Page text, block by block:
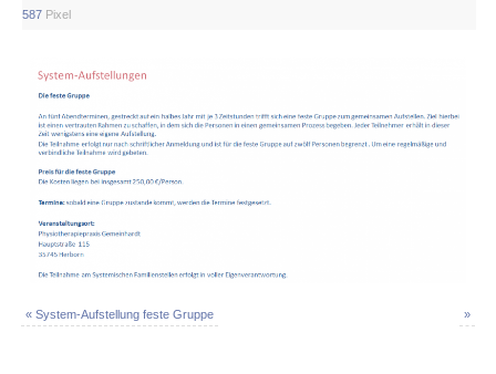
587Pixel
« System-Aufstellung feste Gruppe »